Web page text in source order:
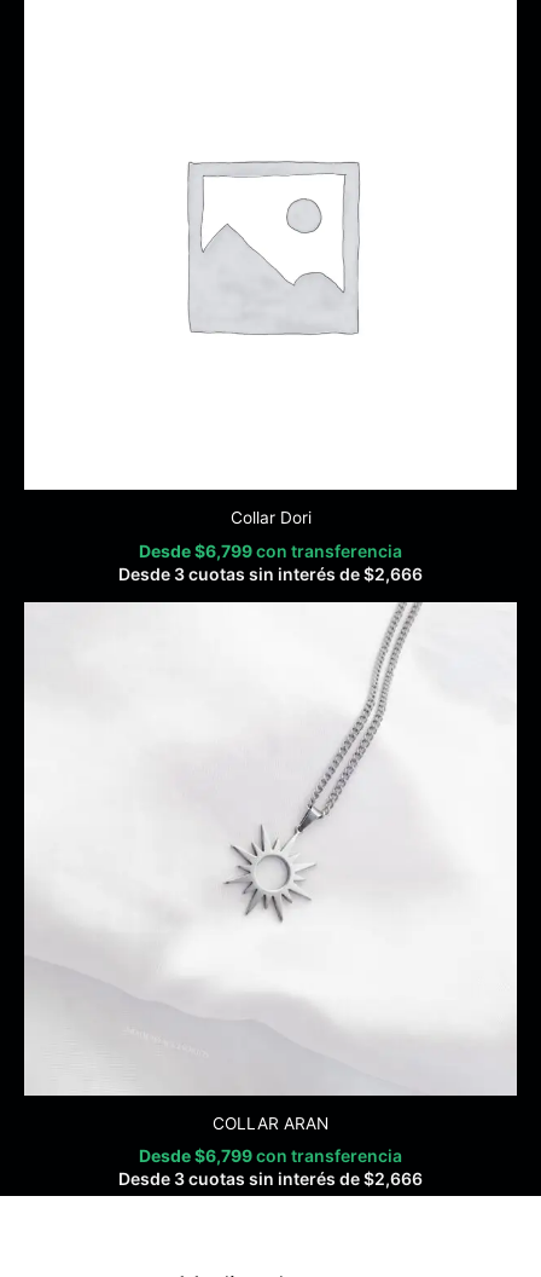
Collar Dori
Desde$6,799con transferencia
Desde 3 cuotas sin interés de$2,666
COLLAR ARAN
Desde$6,799con transferencia
Desde 3 cuotas sin interés de$2,666